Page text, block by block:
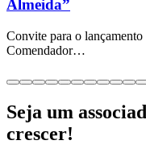
Almeida”
Convite para o
Comendador…
Seja um
crescer!